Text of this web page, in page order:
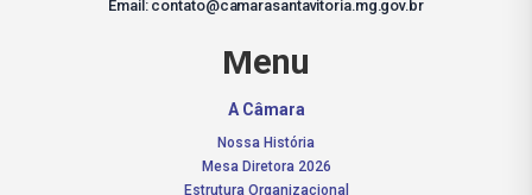
Email: contato@camarasantavitoria.mg.gov.br
Menu
A Câmara
Nossa História
Mesa Diretora 2026
Estrutura Organizacional